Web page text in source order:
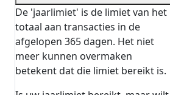
De 'jaarlimiet' is de limiet van het
totaal aan transacties in de
afgelopen 365 dagen. Het niet
meer kunnen overmaken
betekent dat die limiet bereikt is.